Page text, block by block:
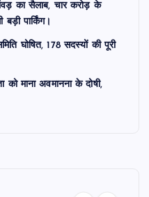
का सैलाब, चार करोड़ के
पार्किंग।
घोषित, 178 सदस्यों की पूरी
को माना अवमानना के दोषी,